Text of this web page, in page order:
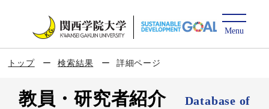
トップ 検索結果 詳細ページ
教員・研究者紹介
Database of